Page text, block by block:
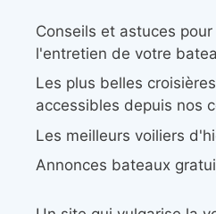
Conseils et astuces
l'entretien de votre
Les plus belles
accessibles depuis nos
Les meilleurs voiliers
Annonces bateaux